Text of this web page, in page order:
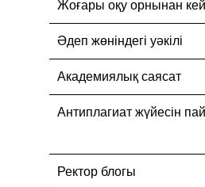
Жоғары оқу орнынан
Әдеп жөніндегі уәкілі
Академиялық саясат
Антиплагиат жүйесін
Ректор блогы